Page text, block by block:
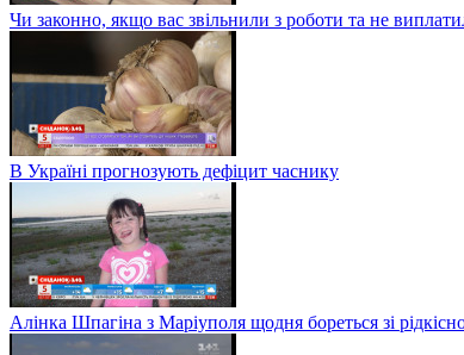
Чи законно, якщо вас звільнили з роботи та не
В Україні прогнозують дефіцит часнику
Алінка Шпагіна з Маріуполя щодня бореться зі